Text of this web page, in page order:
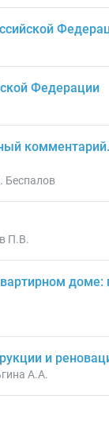
Федерации
Беспалов
П.В.
доме:
и
А.А.